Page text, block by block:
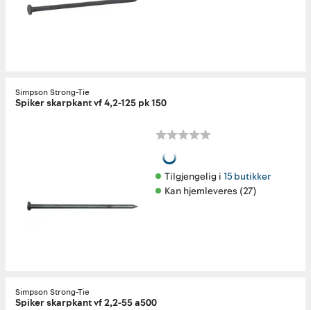
Simpson Strong-Tie
Spiker skarpkant vf 4,2-125 pk 150
Tilgjengelig i 15 butikker
Kan hjemleveres (27)
Simpson Strong-Tie
Spiker skarpkant vf 2,2-55 a500